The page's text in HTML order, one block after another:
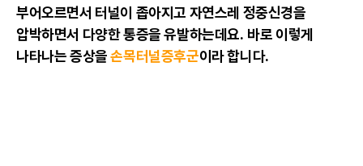
부어오르면서 터널이 좁아지고 자연스레 정중신경을
압박하면서 다양한 통증을 유발하는데요. 바로 이렇게
나타나는 증상을손목터널증후군이라 합니다.